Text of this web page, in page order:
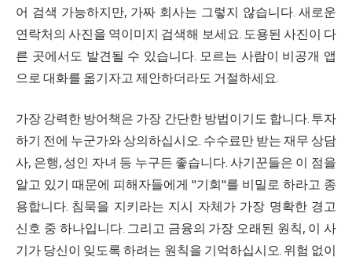
어 검색 가능하지만, 가짜 회사는 그렇지 않습니다. 새로운
연락처의 사진을 역이미지 검색해 보세요. 도용된 사진이 다
른 곳에서도 발견될 수 있습니다. 모르는 사람이 비공개 앱
으로 대화를 옮기자고 제안하더라도 거절하세요.
가장 강력한 방어책은 가장 간단한 방법이기도 합니다. 투자
하기 전에 누군가와 상의하십시오. 수수료만 받는 재무 상담
사, 은행, 성인 자녀 등 누구든 좋습니다. 사기꾼들은 이 점을
알고 있기 때문에 피해자들에게 "기회"를 비밀로 하라고 종
용합니다. 침묵을 지키라는 지시 자체가 가장 명확한 경고
신호 중 하나입니다. 그리고 금융의 가장 오래된 원칙, 이 사
기가 당신이 잊도록 하려는 원칙을 기억하십시오. 위험 없이